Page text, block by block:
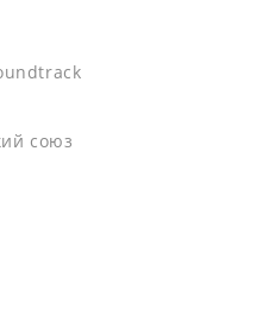
союз